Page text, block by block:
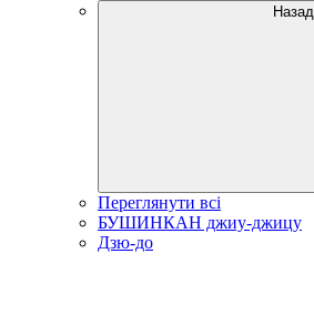
Назад
Переглянути всі
БУШИНКАН джиу-джицу
Дзю-до